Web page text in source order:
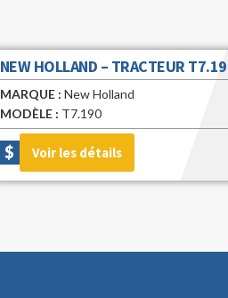
NEW HOLLAND – WORKMASTER
MARQUE : New Holland
MODÈLE : WORKMASTER 25
$ Voir les détails